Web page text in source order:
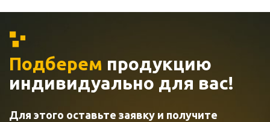
Подберем продукцию
индивидуально для вас!
Для этого оставьте заявку и получите